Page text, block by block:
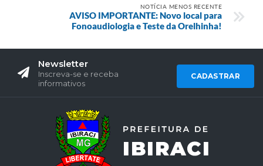
NOTÍCIA MENOS RECENTE
AVISO IMPORTANTE: Novo local para
Fonoaudiologia e Teste da Orelhinha!
Newsletter
Inscreva-se e receba
informativos
CADASTRAR